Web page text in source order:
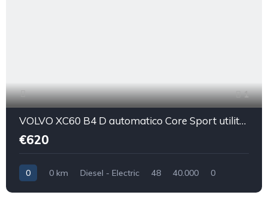
1
VOLVO XC60 B4 D automatico Core Sport utility vehicle 5-door (Euro 6D)
€620
0 0 km Diesel - Electric 48 40.000 0